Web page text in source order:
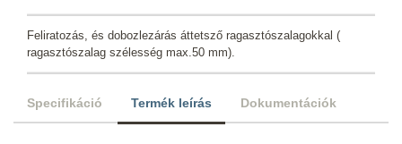
Feliratozás, és dobozlezárás áttetsző ragasztószalagokkal (
ragasztószalag szélesség max.50 mm).
Specifikáció Termék leírás Dokumentációk